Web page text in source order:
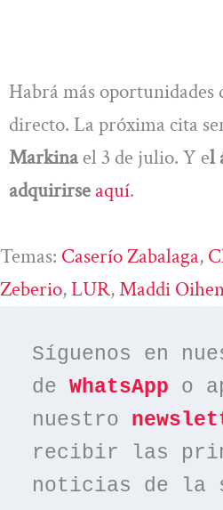
Habrá más oportunidades
directo. La próxima cita
Markinael 3 de julio. Y el
adquirirse aquí.
Temas: Caserío Zabalaga,
Zeberio, LUR, Maddi
Síguenos en
de WhatsApp o
nuestro
recibir las
noticias de la